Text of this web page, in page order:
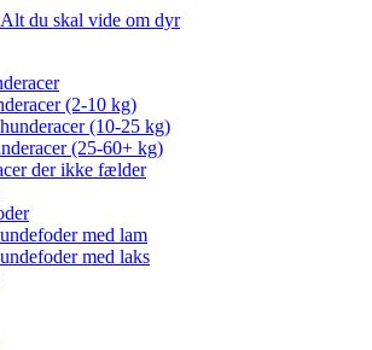
(2-10 kg)
(10-25 kg)
(25-60+ kg)
der ikke fælder
med lam
med laks